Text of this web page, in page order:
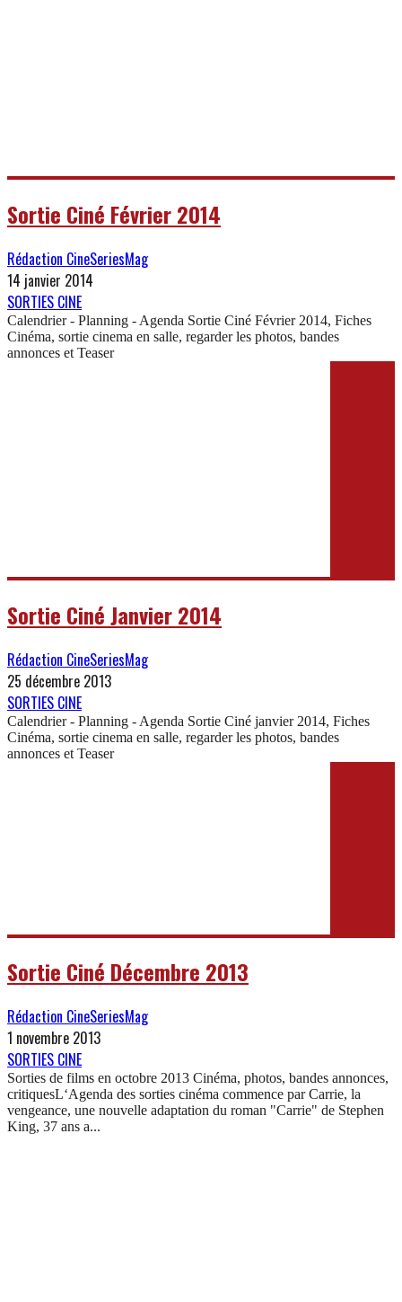
Sortie Ciné Février 2014
Rédaction CineSeriesMag
14 janvier 2014
SORTIES CINE
Calendrier - Planning - Agenda Sortie Ciné Février 2014, Fiches
Cinéma, sortie cinema en salle, regarder les photos, bandes
annonces et Teaser
Sortie Ciné Janvier 2014
Rédaction CineSeriesMag
25 décembre 2013
SORTIES CINE
Calendrier - Planning - Agenda Sortie Ciné janvier 2014, Fiches
Cinéma, sortie cinema en salle, regarder les photos, bandes
annonces et Teaser
Sortie Ciné Décembre 2013
Rédaction CineSeriesMag
1 novembre 2013
SORTIES CINE
Sorties de films en octobre 2013 Cinéma, photos, bandes annonces,
critiquesL‘Agenda des sorties cinéma commence par Carrie, la
vengeance, une nouvelle adaptation du roman "Carrie" de Stephen
King, 37 ans a